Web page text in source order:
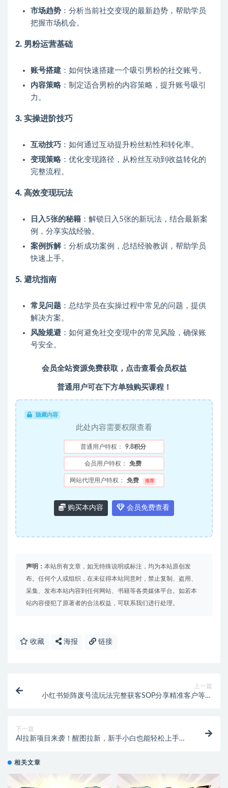
市场趋势 ：分析当前社交变现的最新趋势，帮助学员
把握市场机会。
2. 男粉运营基础
账号搭建 ：如何快速搭建一个吸引男粉的社交账号。
内容策略 ：制定适合男粉的内容策略，提升账号吸引
力。
3. 实操进阶技巧
互动技巧 ：如何通过互动提升粉丝粘性和转化率。
变现策略 ：优化变现路径，从粉丝互动到收益转化的
完整流程。
4. 高效变现玩法
日入5张的秘籍 ：解锁日入5张的新玩法，结合最新案
例，分享实战经验。
案例拆解：分析成功案例，总结经验教训，帮助学员
快速上手。
5. 避坑指南
常见问题 ：总结学员在实操过程中常见的问题，提供
解决方案。
风险规避 ：如何避免社交变现中的常见风险，确保账
号安全。
会员全站资源免费获取，点击查看会员权益
普通用户可在下方单独购买课程！
隐藏内容
此处内容需要权限查看
普通用户特权： 9.8积分
会员用户特权： 免费
网站代理用户特权： 免费 推荐
购买本内容 会员免费查看
声明： 本站所有文章，如无特殊说明或标注，均为本站原创发
布。任何个人或组织，在未征得本站同意时，禁止复制、盗用、
采集、发布本站内容到任何网站、书籍等各类媒体平台。如若本
站内容侵犯了原著者的合法权益，可联系我们进行处理。
收藏 海报 链接
上一篇
小红书矩阵废号流玩法完整获客SOP分享精准客户等你
下一篇
AI拉新项目来袭！醒图拉新，新手小白也能轻松上手，
相关文章